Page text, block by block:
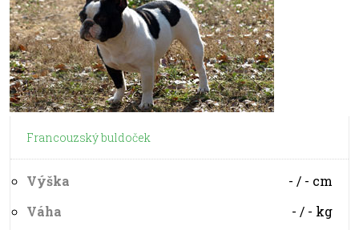
Francouzský buldoček
Výška - / - cm
Váha
- / - kg